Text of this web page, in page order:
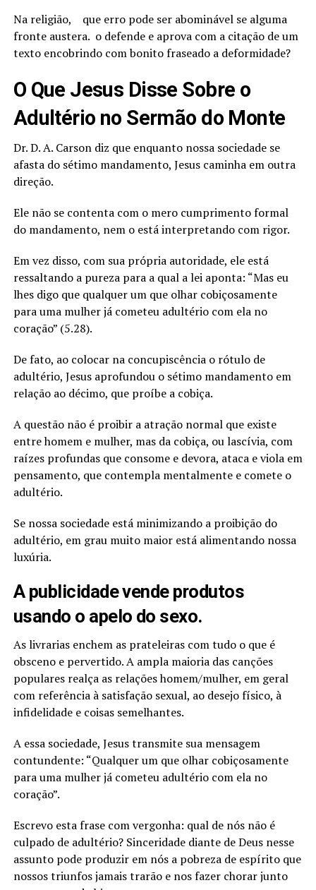
Na religião, que erro pode ser abominável se alguma
fronte austera. o defende e aprova com a citação de um
texto encobrindo com bonito fraseado a deformidade?
O Que Jesus Disse Sobre o
Adultério no Sermão do Monte
Dr. D. A. Carson diz que enquanto nossa sociedade se
afasta do sétimo mandamento, Jesus caminha em outra
direção.
Ele não se contenta com o mero cumprimento formal
do mandamento, nem o está interpretando com rigor.
Em vez disso, com sua própria autoridade, ele está
ressaltando a pureza para a qual a lei aponta: “Mas eu
lhes digo que qualquer um que olhar cobiçosamente
para uma mulher já cometeu adultério com ela no
coração” (5.28).
De fato, ao colocar na concupiscência o rótulo de
adultério, Jesus aprofundou o sétimo mandamento em
relação ao décimo, que proíbe a cobiça.
A questão não é proibir a atração normal que existe
entre homem e mulher, mas da cobiça, ou lascívia, com
raízes profundas que consome e devora, ataca e viola em
pensamento, que contempla mentalmente e comete o
adultério.
Se nossa sociedade está minimizando a proibição do
adultério, em grau muito maior está alimentando nossa
luxúria.
A publicidade vende produtos
usando o apelo do sexo.
As livrarias enchem as prateleiras com tudo o que é
obsceno e pervertido. A ampla maioria das canções
populares realça as relações homem/mulher, em geral
com referência à satisfação sexual, ao desejo físico, à
infidelidade e coisas semelhantes.
A essa sociedade, Jesus transmite sua mensagem
contundente: “Qualquer um que olhar cobiçosamente
para uma mulher já cometeu adultério com ela no
coração”.
Escrevo esta frase com vergonha: qual de nós não é
culpado de adultério? Sinceridade diante de Deus nesse
assunto pode produzir em nós a pobreza de espírito que
nossos triunfos jamais trarão e nos fazer chorar junto